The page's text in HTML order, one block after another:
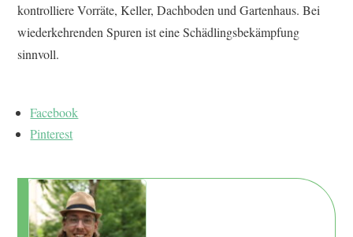
kontrolliere Vorräte, Keller, Dachboden und Gartenhaus. Bei
wiederkehrenden Spuren ist eine Schädlingsbekämpfung
sinnvoll.
Facebook
Pinterest